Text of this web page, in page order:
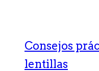
Consejos
lentillas